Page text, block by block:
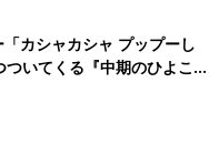
「カシャカシャ プップーし
いてくる『中期のひよこク